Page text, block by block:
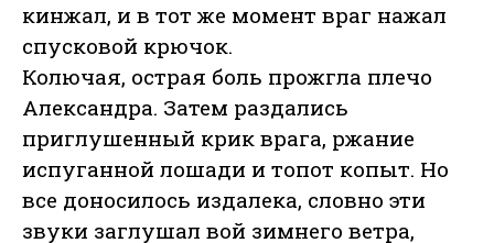
кинжал, и в тот же момент враг нажал
спусковой крючок.
Колючая, острая боль прожгла плечо
Александра. Затем раздались
приглушенный крик врага, ржание
испуганной лошади и топот копыт. Но
все доносилось издалека, словно эти
звуки заглушал вой зимнего ветра,